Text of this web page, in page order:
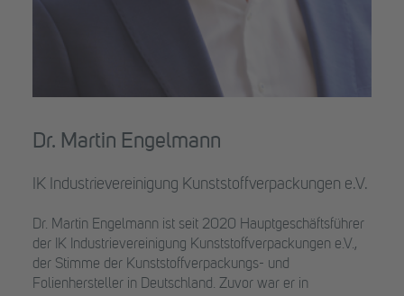
Dr. Martin Engelmann
IK Industrievereinigung Kunststoffverpackungen e.V.
Dr. Martin Engelmann ist seit 2020 Hauptgeschäftsführer
der IK Industrievereinigung Kunststoffverpackungen e.V.,
der Stimme der Kunststoffverpackungs- und
Folienhersteller in Deutschland. Zuvor war er in